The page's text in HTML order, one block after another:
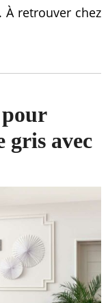
. À retrouver chez
pour
gris avec